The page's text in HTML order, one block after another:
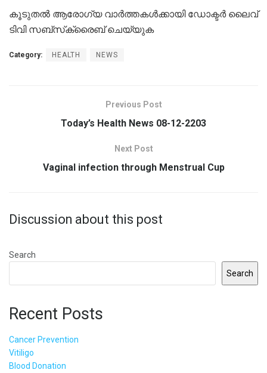
കൂടുതല്‍ ആരോഗ്യ വാര്‍ത്തകള്‍ക്കായി ഡോക്ടര്‍ ലൈവ്
ടിവി സബ്‌സ്‌ക്രൈബ് ചെയ്യുക
Category: HEALTH NEWS
Previous Post
Today’s Health News 08-12-2203
Next Post
Vaginal infection through Menstrual Cup
Discussion about this post
Search
Search
Recent Posts
Cancer Prevention
Vitiligo
Blood Donation